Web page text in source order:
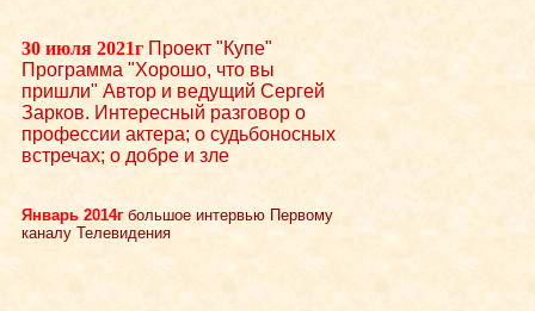
30 июля 2021г Проект "Купе"
Программа "Хорошо, что вы
пришли" Автор и ведущий Сергей
Зарков. Интересный разговор о
профессии актера; о судьбоносных
встречах; о добре и зле
Январь 2014г большое интервью Первому
каналу Телевидения